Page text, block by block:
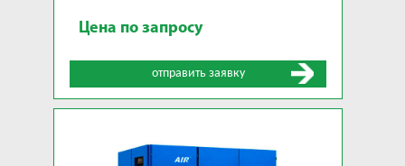
Цена по запросу
отправить заявку